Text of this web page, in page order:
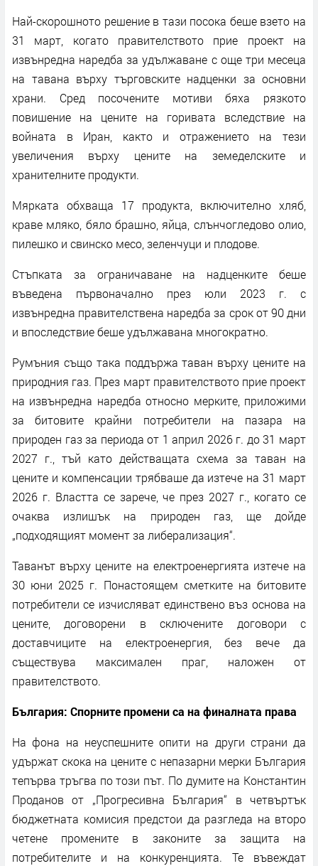
Най-скорошното решение в тази посока беше взето на
31 март, когато правителството прие проект на
извънредна наредба за удължаване с още три месеца
на тавана върху търговските надценки за основни
храни. Сред посочените мотиви бяха рязкото
повишение на цените на горивата вследствие на
войната в Иран, както и отражението на тези
увеличения върху цените на земеделските и
хранителните продукти.
Мярката обхваща 17 продукта, включително хляб,
краве мляко, бяло брашно, яйца, слънчогледово олио,
пилешко и свинско месо, зеленчуци и плодове.
Стъпката за ограничаване на надценките беше
въведена първоначално през юли 2023 г. с
извънредна правителствена наредба за срок от 90 дни
и впоследствие беше удължавана многократно.
Румъния също така поддържа таван върху цените на
природния газ. През март правителството прие проект
на извънредна наредба относно мерките, приложими
за битовите крайни потребители на пазара на
природен газ за периода от 1 април 2026 г. до 31 март
2027 г., тъй като действащата схема за таван на
цените и компенсации трябваше да изтече на 31 март
2026 г. Властта се зарече, че през 2027 г., когато се
очаква излишък на природен газ, ще дойде
„подходящият момент за либерализация“.
Таванът върху цените на електроенергията изтече на
30 юни 2025 г. Понастоящем сметките на битовите
потребители се изчисляват единствено въз основа на
цените, договорени в сключените договори с
доставчиците на електроенергия, без вече да
съществува максимален праг, наложен от
правителството.
България: Спорните промени са на финалната права
На фона на неуспешните опити на други страни да
удържат скока на цените с непазарни мерки България
тепърва тръгва по този път. По думите на Константин
Проданов от „Прогресивна България“ в четвъртък
бюджетната комисия предстои да разгледа на второ
четене промените в законите за защита на
потребителите и на конкуренцията. Те въвеждат